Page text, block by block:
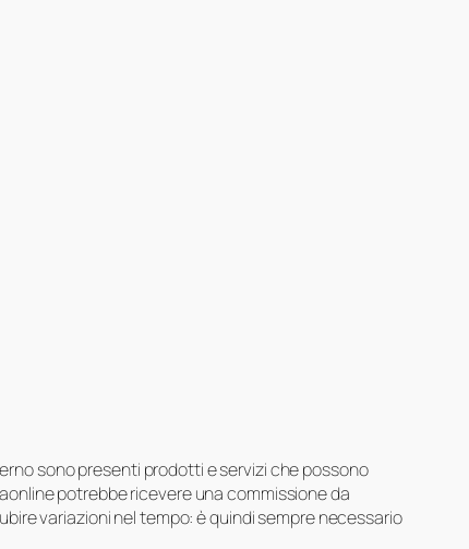
sono presenti prodotti e servizi che possono
potrebbe ricevere una commissione da
variazioni nel tempo: è quindi sempre necessario